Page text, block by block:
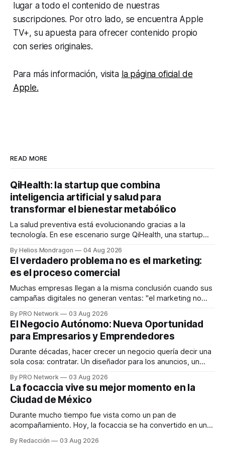
lugar a todo el contenido de nuestras
suscripciones. Por otro lado, se encuentra Apple
TV+, su apuesta para ofrecer contenido propio
con series originales.
Para más información, visita la página oficial de
Apple.
READ MORE
QiHealth: la startup que combina
inteligencia artificial y salud para
transformar el bienestar metabólico
La salud preventiva está evolucionando gracias a la
tecnología. En ese escenario surge QiHealth, una startup
dispositivos inteligentes, inteligencia artificial y monitoreo
en tiempo real para ayudar a las personas a tomar mejores
decisiones sobre su salud metabólica. Su propuesta busca
responder
By Helios Mondragon 04 Aug 2026
El verdadero problema no es el marketing:
es el proceso comercial
Muchas empresas llegan a la misma conclusión cuando sus
campañas digitales no generan ventas: "el marketing no
INTERIUS, el problema suele estar en otro lugar. Durante
una entrevista para el podcast SER PRO, el especialista en
marketing digital explicó que
By PRO Network 03 Aug 2026
El Negocio Autónomo: Nueva Oportunidad
para Empresarios y Emprendedores
Durante décadas, hacer crecer un negocio quería decir una
sola cosa: contratar. Un diseñador para los anuncios, un
para los textos, alguien que supiera de publicidad digital
para encontrar prospectos, un vendedor para atender
llamadas y mensajes, y —con suerte— una persona
By PRO Network 03 Aug 2026
La focaccia vive su mejor momento en la
Ciudad de México
Durante mucho tiempo fue vista como un pan de
acompañamiento. Hoy, la focaccia se ha convertido en uno
artesanal, ingredientes de calidad y experiencias que
By Redacción 03 Aug 2026